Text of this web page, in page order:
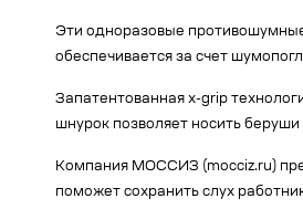
Эти одноразовые
обеспечивается за счет
Запатентованная x-grip
шнурок позволяет носить
Компания МОССИЗ (mocciz.ru)
поможет сохранить слух